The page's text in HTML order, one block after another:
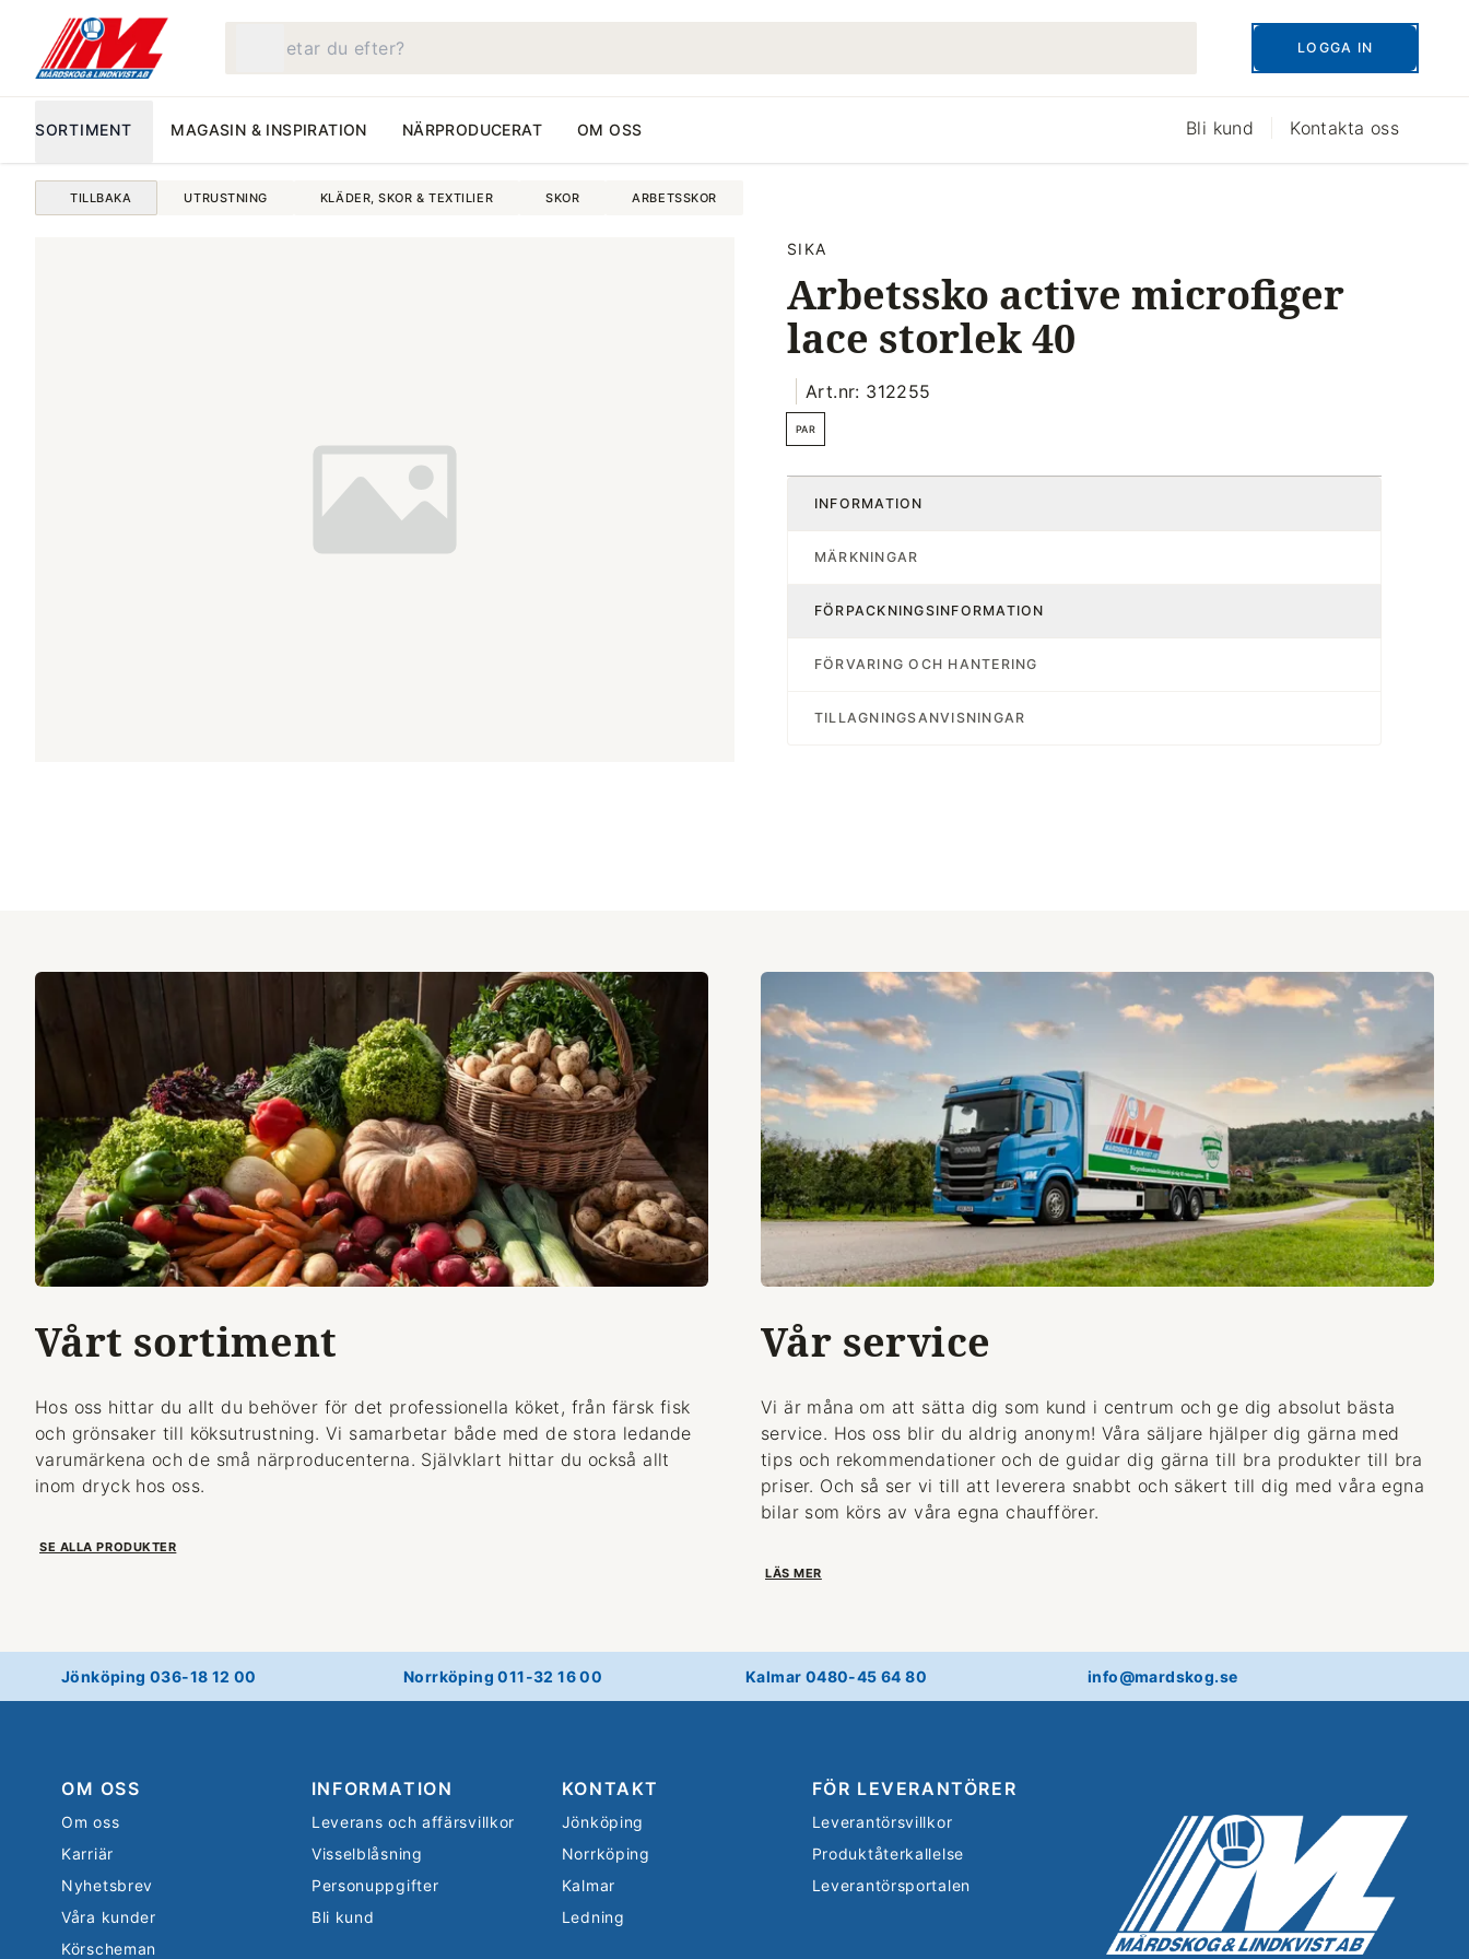
LOGGA IN
SORTIMENT MAGASIN & INSPIRATION NÄRPRODUCERAT OM OSS Bli kund Kontakta oss
TILLBAKA UTRUSTNING KLÄDER, SKOR & TEXTILIER SKOR ARBETSSKOR
SIKA
Arbetssko active microfiger
lace storlek 40
Art.nr: 312255
PAR
INFORMATION
MÄRKNINGAR
FÖRPACKNINGSINFORMATION
FÖRVARING OCH HANTERING
TILLAGNINGSANVISNINGAR
Vårt sortiment
Hos oss hittar du allt du behöver för det professionella köket, från färsk fisk
och grönsaker till köksutrustning. Vi samarbetar både med de stora ledande
varumärkena och de små närproducenterna. Självklart hittar du också allt
inom dryck hos oss.
SE ALLA PRODUKTER
Vår service
Vi är måna om att sätta dig som kund i centrum och ge dig absolut bästa
service. Hos oss blir du aldrig anonym! Våra säljare hjälper dig gärna med
tips och rekommendationer och de guidar dig gärna till bra produkter till bra
priser. Och så ser vi till att leverera snabbt och säkert till dig med våra egna
bilar som körs av våra egna chaufförer.
LÄS MER
Jönköping 036-18 12 00 Norrköping 011-32 16 00 Kalmar 0480-45 64 80 info@mardskog.se
OM OSS
Om oss
Karriär
Nyhetsbrev
Våra kunder
Körscheman
INFORMATION
Leverans och affärsvillkor
Visselblåsning
Personuppgifter
Bli kund
KONTAKT
Jönköping
Norrköping
Kalmar
Ledning
FÖR LEVERANTÖRER
Leverantörsvillkor
Produktåterkallelse
Leverantörsportalen